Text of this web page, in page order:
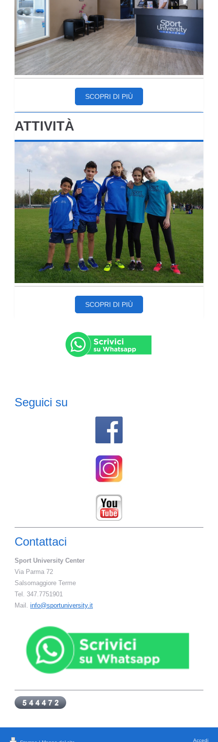
SCOPRI DI PIÙ
ATTIVITÀ
SCOPRI DI PIÙ
Seguici su
Contattaci
Sport University Center
Via Parma 72
Salsomaggiore Terme
Tel. 347.7751901
Mail. info@sportuniversity.it
Accedi